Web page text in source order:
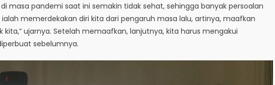
masa pandemi saat ini semakin tidak sehat, sehingga banyak persoalan
memerdekakan diri kita dari pengaruh masa lalu, artinya, maafkan
ujarnya. Setelah memaafkan, lanjutnya, kita harus mengakui
sebelumnya.